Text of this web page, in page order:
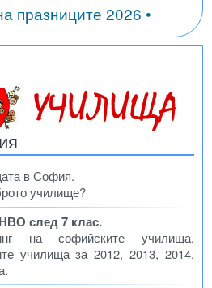
празниците 2026 •
в София.
училище?
след 7 клас.
на софийските училища.
училища за 2012, 2013, 2014,